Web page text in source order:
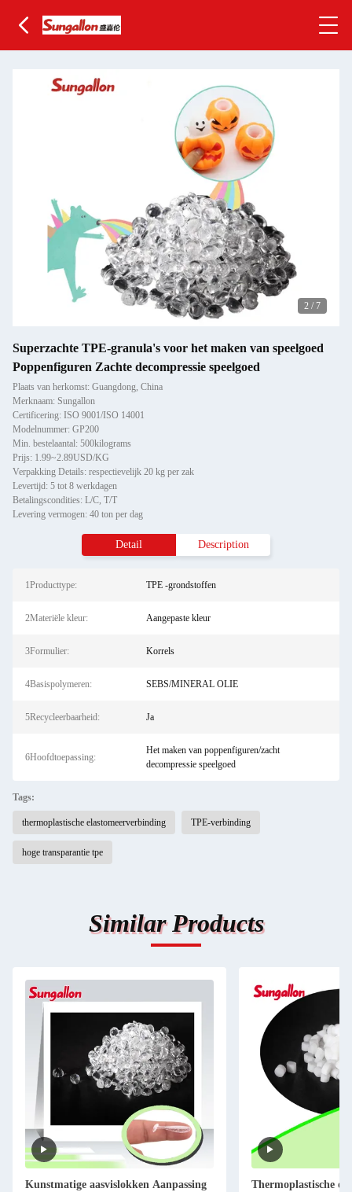
2 / 7
Superzachte TPE-granula's voor het maken van speelgoed
Poppenfiguren Zachte decompressie speelgoed
Plaats van herkomst: Guangdong, China
Merknaam: Sungallon
Certificering: ISO 9001/ISO 14001
Modelnummer: GP200
Min. bestelaantal: 500kilograms
Prijs: 1.99~2.89USD/KG
Verpakking Details: respectievelijk 20 kg per zak
Levertijd: 5 tot 8 werkdagen
Betalingscondities: L/C, T/T
Levering vermogen: 40 ton per dag
Detail Description
1Producttype: TPE -grondstoffen
2Materiële kleur: Aangepaste kleur
3Formulier: Korrels
4Basispolymeren: SEBS/MINERAL OLIE
5Recycleerbaarheid: Ja
6Hoofdtoepassing:
Het maken van poppenfiguren/zacht
decompressie speelgoed
Tags:
thermoplastische elastomeerverbinding TPE-verbinding
hoge transparantie tpe
Similar Products
Kunstmatige aasvislokken Aanpassing
Thermoplastische